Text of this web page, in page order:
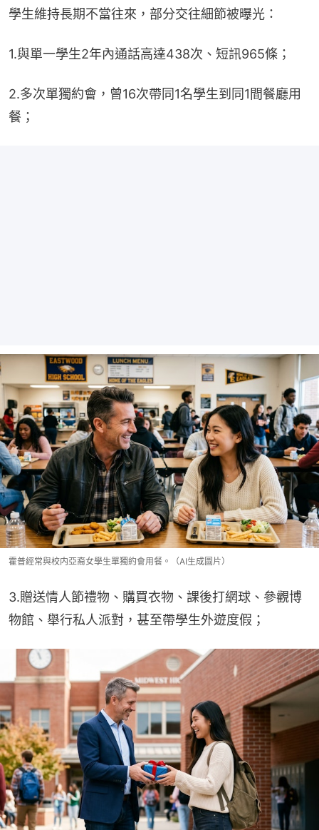
學生維持長期不當往來，部分交往細節被曝光：
1.與單一學生2年內通話高達438次、短訊965條；
2.多次單獨約會，曾16次帶同1名學生到同1間餐廳用
餐；
霍普經常與校内亞裔女學生單獨約會用餐。（AI生成圖片）
3.贈送情人節禮物、購買衣物、課後打網球、參觀博
物館、舉行私人派對，甚至帶學生外遊度假；